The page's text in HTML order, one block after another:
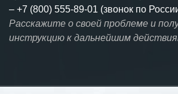
– +7 (800) 555-89-01 (звонок по
Расскажите о своей проблеме и
инструкцию к дальнейшим